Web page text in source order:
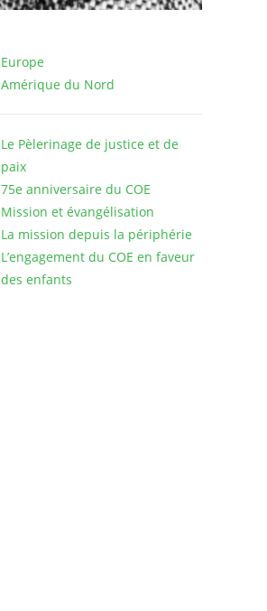
Europe
Amérique du Nord
Le Pèlerinage de justice et de
paix
75e anniversaire du COE
Mission et évangélisation
La mission depuis la périphérie
L’engagement du COE en faveur
des enfants